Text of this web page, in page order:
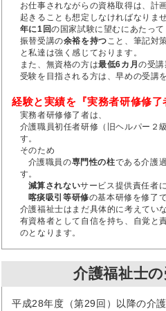
お仕事されながらの資格取得は、計
起きることも想定しなければなりませ
年に1回の国家試験に望むにあたって
振替受講の余裕を持つこと、筆記対
と私達は強く感じております。
また、無資格の方は最低6カ月の受講
受験を目指される方は、早めの受講
経験と実績を『実務者研修修了
実務者研修修了者は、
介護職員初任者研修（旧ヘルパー２
す。
そのため
介護職員の専門性の柱である介護
す。
減算されないサービス提供責任者
喀痰吸引等研修の基本研修を修了
介護福祉士はまだ具体的に考えてい
有資格者として自信を持ち、自覚と
のとなります。
介護福祉士
平成28年度（第29回）以降の介